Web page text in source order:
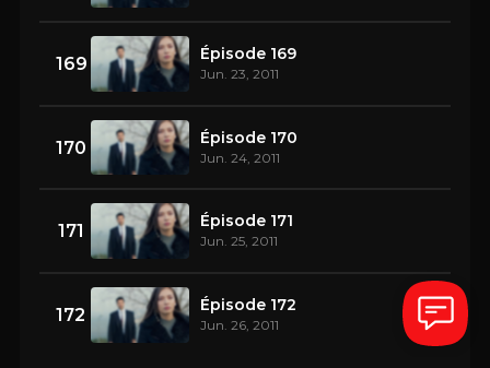
169 Épisode 169
Jun. 23, 2011
170 Épisode 170
Jun. 24, 2011
171 Épisode 171
Jun. 25, 2011
172 Épisode 172
Jun. 26, 2011